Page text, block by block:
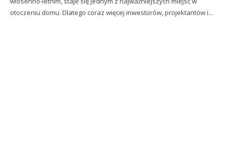
otoczeniu domu. Dlatego coraz więcej inwestorów, projektantów i...